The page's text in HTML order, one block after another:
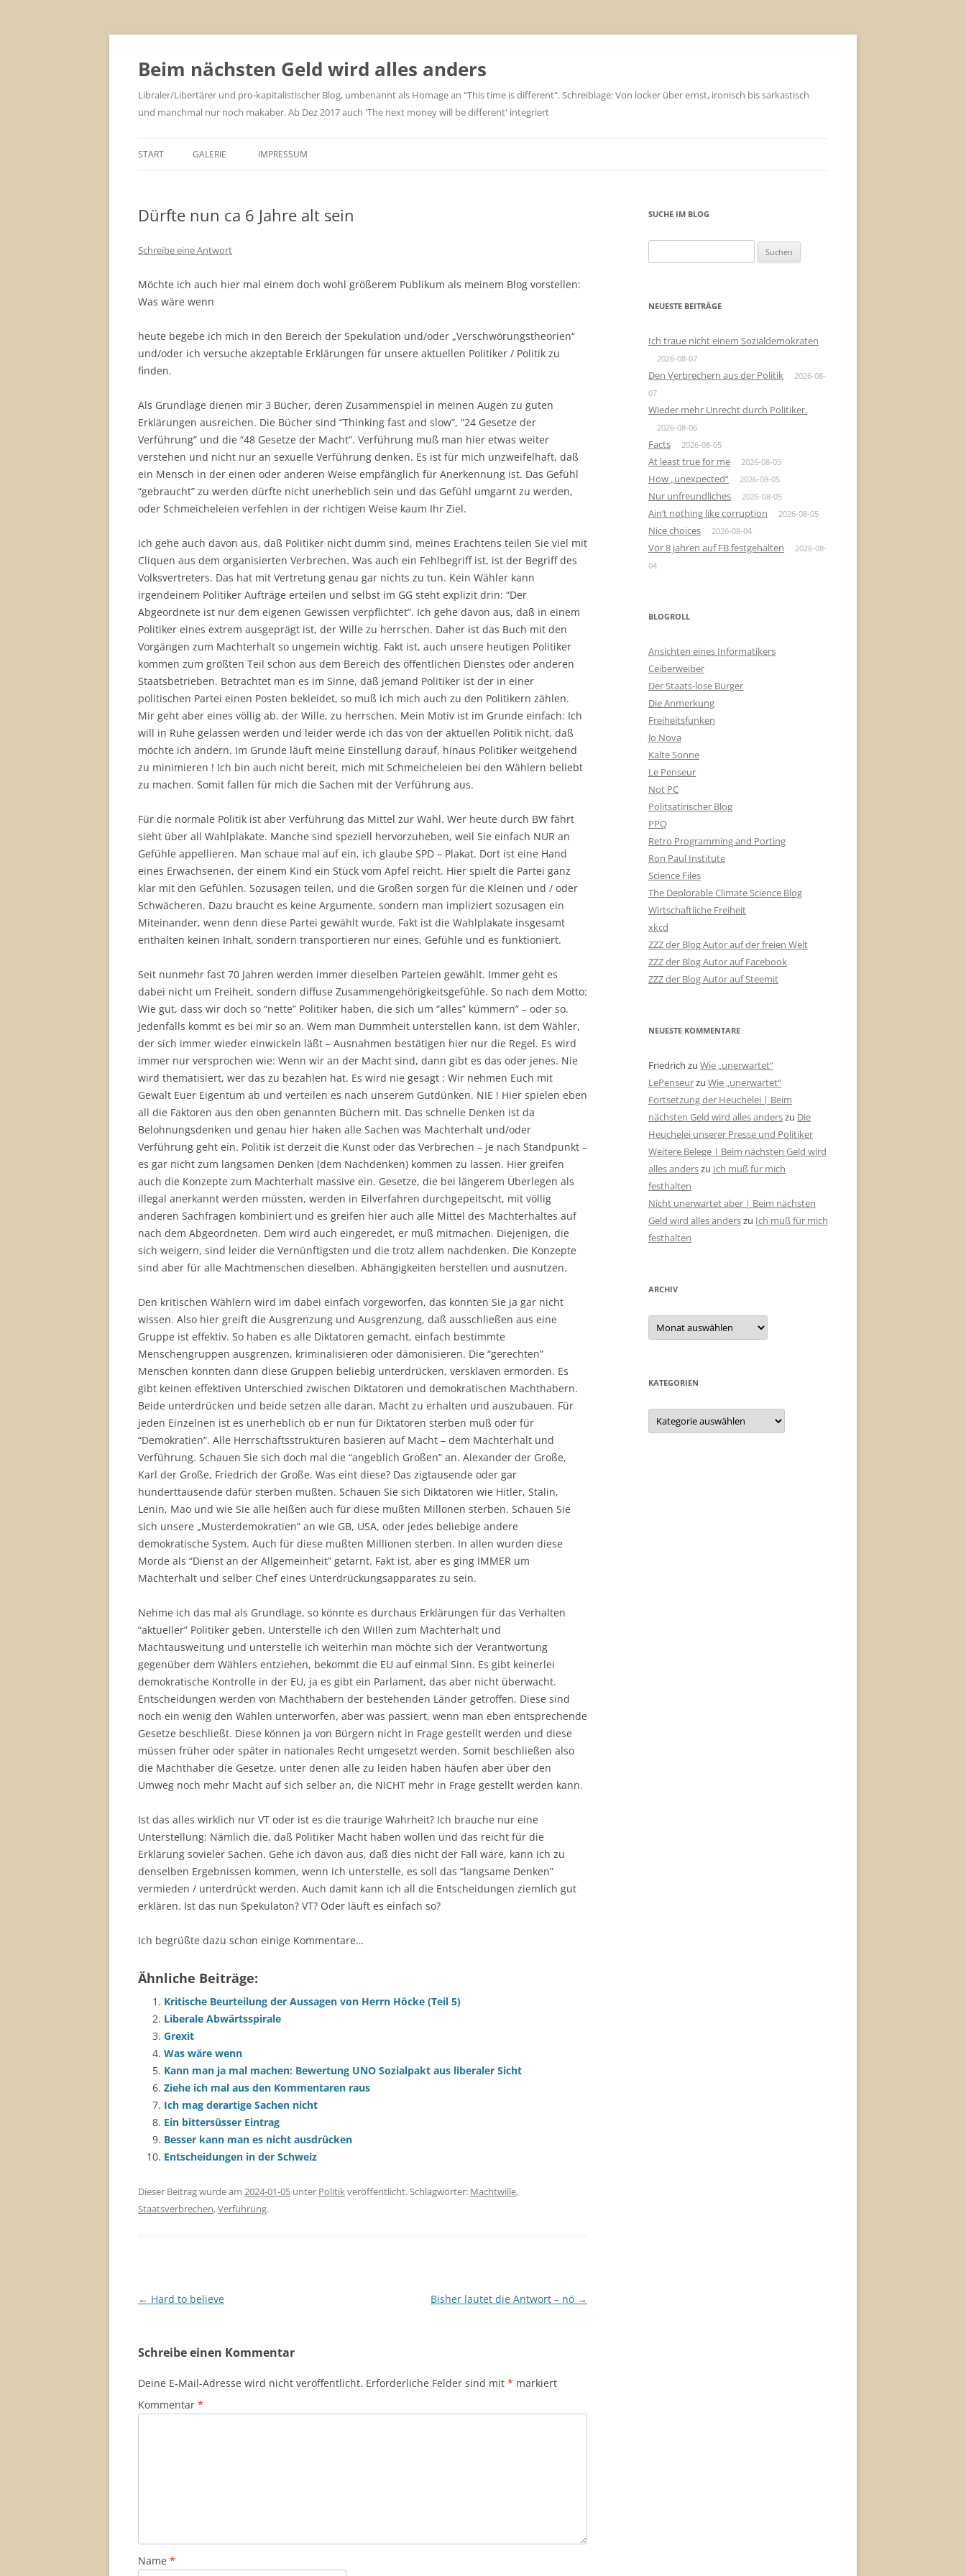
Zum
springen
Beim nächsten Geld wird alles anders
Libraler/Libertärer und pro-kapitalistischer Blog, umbenannt als Homage an "This time is different". Schreiblage: Von locker über ernst, ironisch bis sarkastisch
und manchmal nur noch makaber. Ab Dez 2017 auch 'The next money will be different' integriert
START GALERIE IMPRESSUM
Dürfte nun ca 6 Jahre alt sein
Schreibe eine Antwort
Möchte ich auch hier mal einem doch wohl größerem Publikum als meinem Blog vorstellen:
Was wäre wenn
heute begebe ich mich in den Bereich der Spekulation und/oder „Verschwörungstheorien“
und/oder ich versuche akzeptable Erklärungen für unsere aktuellen Politiker / Politik zu
finden.
Als Grundlage dienen mir 3 Bücher, deren Zusammenspiel in meinen Augen zu guten
Erklärungen ausreichen. Die Bücher sind “Thinking fast and slow”, “24 Gesetze der
Verführung” und die “48 Gesetze der Macht”. Verführung muß man hier etwas weiter
verstehen und nicht nur an sexuelle Verführung denken. Es ist für mich unzweifelhaft, daß
ein Mensch in der einen oder anderen Weise empfänglich für Anerkennung ist. Das Gefühl
“gebraucht” zu werden dürfte nicht unerheblich sein und das Gefühl umgarnt zu werden,
oder Schmeicheleien verfehlen in der richtigen Weise kaum Ihr Ziel.
Ich gehe auch davon aus, daß Politiker nicht dumm sind, meines Erachtens teilen Sie viel mit
Cliquen aus dem organisierten Verbrechen. Was auch ein Fehlbegriff ist, ist der Begriff des
Volksvertreters. Das hat mit Vertretung genau gar nichts zu tun. Kein Wähler kann
irgendeinem Politiker Aufträge erteilen und selbst im GG steht explizit drin: “Der
Abgeordnete ist nur dem eigenen Gewissen verpflichtet”. Ich gehe davon aus, daß in einem
Politiker eines extrem ausgeprägt ist, der Wille zu herrschen. Daher ist das Buch mit den
Vorgängen zum Machterhalt so ungemein wichtig. Fakt ist, auch unsere heutigen Politiker
kommen zum größten Teil schon aus dem Bereich des öffentlichen Dienstes oder anderen
Staatsbetrieben. Betrachtet man es im Sinne, daß jemand Politiker ist der in einer
politischen Partei einen Posten bekleidet, so muß ich mich auch zu den Politikern zählen.
Mir geht aber eines völlig ab. der Wille, zu herrschen. Mein Motiv ist im Grunde einfach: Ich
will in Ruhe gelassen werden und leider werde ich das von der aktuellen Politik nicht, daß
möchte ich ändern. Im Grunde läuft meine Einstellung darauf, hinaus Politiker weitgehend
zu minimieren ! Ich bin auch nicht bereit, mich mit Schmeicheleien bei den Wählern beliebt
zu machen. Somit fallen für mich die Sachen mit der Verführung aus.
Für die normale Politik ist aber Verführung das Mittel zur Wahl. Wer heute durch BW fährt
sieht über all Wahlplakate. Manche sind speziell hervorzuheben, weil Sie einfach NUR an
Gefühle appellieren. Man schaue mal auf ein, ich glaube SPD – Plakat. Dort ist eine Hand
eines Erwachsenen, der einem Kind ein Stück vom Apfel reicht. Hier spielt die Partei ganz
klar mit den Gefühlen. Sozusagen teilen, und die Großen sorgen für die Kleinen und / oder
Schwächeren. Dazu braucht es keine Argumente, sondern man impliziert sozusagen ein
Miteinander, wenn denn diese Partei gewählt wurde. Fakt ist die Wahlplakate insgesamt
enthalten keinen Inhalt, sondern transportieren nur eines, Gefühle und es funktioniert.
Seit nunmehr fast 70 Jahren werden immer dieselben Parteien gewählt. Immer geht es
dabei nicht um Freiheit, sondern diffuse Zusammengehörigkeitsgefühle. So nach dem Motto:
Wie gut, dass wir doch so “nette” Politiker haben, die sich um “alles” kümmern” – oder so.
Jedenfalls kommt es bei mir so an. Wem man Dummheit unterstellen kann, ist dem Wähler,
der sich immer wieder einwickeln läßt – Ausnahmen bestätigen hier nur die Regel. Es wird
immer nur versprochen wie: Wenn wir an der Macht sind, dann gibt es das oder jenes. Nie
wird thematisiert, wer das zu bezahlen hat. Es wird nie gesagt : Wir nehmen Euch mit
Gewalt Euer Eigentum ab und verteilen es nach unserem Gutdünken. NIE ! Hier spielen eben
all die Faktoren aus den oben genannten Büchern mit. Das schnelle Denken ist da
Belohnungsdenken und genau hier haken alle Sachen was Machterhalt und/oder
Verführung geht ein. Politik ist derzeit die Kunst oder das Verbrechen – je nach Standpunkt –
es gar nicht zum langsamen Denken (dem Nachdenken) kommen zu lassen. Hier greifen
auch die Konzepte zum Machterhalt massive ein. Gesetze, die bei längerem Überlegen als
illegal anerkannt werden müssten, werden in Eilverfahren durchgepeitscht, mit völlig
anderen Sachfragen kombiniert und es greifen hier auch alle Mittel des Machterhaltes auf
nach dem Abgeordneten. Dem wird auch eingeredet, er muß mitmachen. Diejenigen, die
sich weigern, sind leider die Vernünftigsten und die trotz allem nachdenken. Die Konzepte
sind aber für alle Machtmenschen dieselben. Abhängigkeiten herstellen und ausnutzen.
Den kritischen Wählern wird im dabei einfach vorgeworfen, das könnten Sie ja gar nicht
wissen. Also hier greift die Ausgrenzung und Ausgrenzung, daß ausschließen aus eine
Gruppe ist effektiv. So haben es alle Diktatoren gemacht, einfach bestimmte
Menschengruppen ausgrenzen, kriminalisieren oder dämonisieren. Die “gerechten”
Menschen konnten dann diese Gruppen beliebig unterdrücken, versklaven ermorden. Es
gibt keinen effektiven Unterschied zwischen Diktatoren und demokratischen Machthabern.
Beide unterdrücken und beide setzen alle daran, Macht zu erhalten und auszubauen. Für
jeden Einzelnen ist es unerheblich ob er nun für Diktatoren sterben muß oder für
“Demokratien”. Alle Herrschaftsstrukturen basieren auf Macht – dem Machterhalt und
Verführung. Schauen Sie sich doch mal die “angeblich Großen” an. Alexander der Große,
Karl der Große, Friedrich der Große. Was eint diese? Das zigtausende oder gar
hunderttausende dafür sterben mußten. Schauen Sie sich Diktatoren wie Hitler, Stalin,
Lenin, Mao und wie Sie alle heißen auch für diese mußten Millonen sterben. Schauen Sie
sich unsere „Musterdemokratien“ an wie GB, USA, oder jedes beliebige andere
demokratische System. Auch für diese mußten Millionen sterben. In allen wurden diese
Morde als “Dienst an der Allgemeinheit” getarnt. Fakt ist, aber es ging IMMER um
Machterhalt und selber Chef eines Unterdrückungsapparates zu sein.
Nehme ich das mal als Grundlage, so könnte es durchaus Erklärungen für das Verhalten
“aktueller” Politiker geben. Unterstelle ich den Willen zum Machterhalt und
Machtausweitung und unterstelle ich weiterhin man möchte sich der Verantwortung
gegenüber dem Wählers entziehen, bekommt die EU auf einmal Sinn. Es gibt keinerlei
demokratische Kontrolle in der EU, ja es gibt ein Parlament, das aber nicht überwacht.
Entscheidungen werden von Machthabern der bestehenden Länder getroffen. Diese sind
noch ein wenig den Wahlen unterworfen, aber was passiert, wenn man eben entsprechende
Gesetze beschließt. Diese können ja von Bürgern nicht in Frage gestellt werden und diese
müssen früher oder später in nationales Recht umgesetzt werden. Somit beschließen also
die Machthaber die Gesetze, unter denen alle zu leiden haben häufen aber über den
Umweg noch mehr Macht auf sich selber an, die NICHT mehr in Frage gestellt werden kann.
Ist das alles wirklich nur VT oder ist es die traurige Wahrheit? Ich brauche nur eine
Unterstellung: Nämlich die, daß Politiker Macht haben wollen und das reicht für die
Erklärung sovieler Sachen. Gehe ich davon aus, daß dies nicht der Fall wäre, kann ich zu
denselben Ergebnissen kommen, wenn ich unterstelle, es soll das “langsame Denken”
vermieden / unterdrückt werden. Auch damit kann ich all die Entscheidungen ziemlich gut
erklären. Ist das nun Spekulaton? VT? Oder läuft es einfach so?
Ich begrüßte dazu schon einige Kommentare…
Ähnliche Beiträge:
Kritische Beurteilung der Aussagen von Herrn Höcke (Teil 5)
Liberale Abwärtsspirale
Grexit
Was wäre wenn
Kann man ja mal machen: Bewertung UNO Sozialpakt aus liberaler Sicht
Ziehe ich mal aus den Kommentaren raus
Ich mag derartige Sachen nicht
Ein bittersüsser Eintrag
Besser kann man es nicht ausdrücken
Entscheidungen in der Schweiz
Dieser Beitrag wurde am 2024-01-05 unter Politikveröffentlicht. Schlagwörter: Machtwille,
Staatsverbrechen,Verführung.
Beitragsnavigation
← Hard to believe Bisher lautet die Antwort – nö →
Schreibe einen Kommentar
Deine E-Mail-Adresse wird nicht veröffentlicht. Erforderliche Felder sind mit * markiert
Kommentar *
Name *
SUCHE IM BLOG
nach:
NEUESTE BEITRÄGE
Ich traue nicht einem Sozialdemokraten
2026-08-07
Den Verbrechern aus der Politik
2026-08-
07
Wieder mehr Unrecht durch Politiker.
2026-08-06
Facts 2026-08-05
At least true for me 2026-08-05
How „unexpected“ 2026-08-05
Nur unfreundliches 2026-08-05
Ain’t nothing like corruption 2026-08-05
Nice choices 2026-08-04
Vor 8 jahren auf FB festgehalten
2026-08-
04
BLOGROLL
Ansichten eines Informatikers
Ceiberweiber
Der Staats-lose Bürger
Die Anmerkung
Freiheitsfunken
Jo Nova
Kalte Sonne
Le Penseur
Not PC
Politsatirischer Blog
PPQ
Retro Programming and Porting
Ron Paul Institute
Science Files
The Deplorable Climate Science Blog
Wirtschaftliche Freiheit
xkcd
ZZZ der Blog Autor auf der freien Welt
ZZZ der Blog Autor auf Facebook
ZZZ der Blog Autor auf Steemit
NEUESTE KOMMENTARE
Friedrich zu Wie „unerwartet“
LePenseurzu Wie „unerwartet“
Fortsetzung der Heuchelei | Beim
nächsten Geld wird alles anderszu Die
Heuchelei unserer Presse und Politiker
Weitere Belege | Beim nächsten Geld wird
alles anderszu Ich muß für mich
festhalten
Nicht unerwartet aber | Beim nächsten
Geld wird alles anderszu Ich muß für mich
festhalten
ARCHIV
Archiv
KATEGORIEN
Kategorien